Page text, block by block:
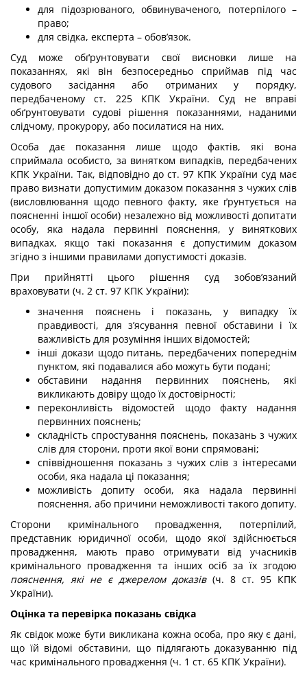
для підозрюваного, обвинуваченого, потерпілого –
право;
для свідка, експерта – обов’язок.
Суд може обґрунтовувати свої висновки лише на
показаннях, які він безпосередньо сприймав під час
судового засідання або отриманих у порядку,
передбаченому ст. 225 КПК України. Суд не вправі
обґрунтовувати судові рішення показаннями, наданими
слідчому, прокурору, або посилатися на них.
Особа дає показання лише щодо фактів, які вона
сприймала особисто, за винятком випадків, передбачених
КПК України. Так, відповідно до ст. 97 КПК України суд має
право визнати допустимим доказом показання з чужих слів
(висловлювання щодо певного факту, яке ґрунтується на
поясненні іншої особи) незалежно від можливості допитати
особу, яка надала первинні пояснення, у виняткових
випадках, якщо такі показання є допустимим доказом
згідно з іншими правилами допустимості доказів.
При прийнятті цього рішення суд зобов’язаний
враховувати (ч. 2 ст. 97 КПК України):
значення пояснень і показань, у випадку їх
правдивості, для з’ясування певної обставини і їх
важливість для розуміння інших відомостей;
інші докази щодо питань, передбачених попереднім
пунктом, які подавалися або можуть бути подані;
обставини надання первинних пояснень, які
викликають довіру щодо їх достовірності;
переконливість відомостей щодо факту надання
первинних пояснень;
складність спростування пояснень, показань з чужих
слів для сторони, проти якої вони спрямовані;
співвідношення показань з чужих слів з інтересами
особи, яка надала ці показання;
можливість допиту особи, яка надала первинні
пояснення, або причини неможливості такого допиту.
Сторони кримінального провадження, потерпілий,
представник юридичної особи, щодо якої здійснюється
провадження, мають право отримувати від учасників
кримінального провадження та інших осіб за їх згодою
пояснення, які не є джерелом доказів(ч. 8 ст. 95 КПК
України).
Оцінка та перевірка показань свідка
Як свідок може бути викликана кожна особа, про яку є дані,
що їй відомі обставини, що підлягають доказуванню під
час кримінального провадження (ч. 1 ст. 65 КПК України).